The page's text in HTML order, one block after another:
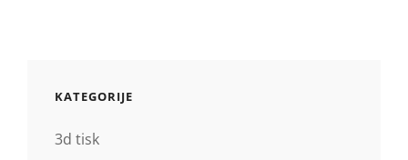
KATEGORIJE
3d tisk